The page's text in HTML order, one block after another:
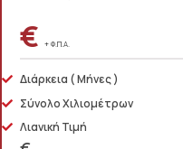
€ + Φ.Π.Α.
Διάρκεια ( Μήνες )
Σύνολο Χιλιομέτρων
Λιανική Τιμή